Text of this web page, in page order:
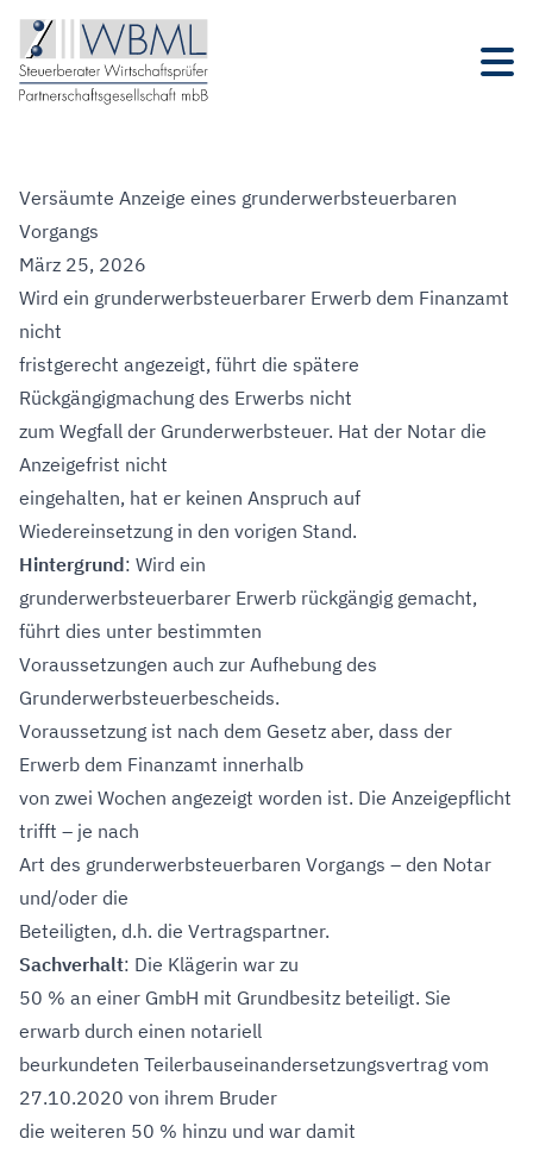
Versäumte Anzeige eines grunderwerbsteuerbaren
Vorgangs
März 25, 2026
Wird ein grunderwerbsteuerbarer Erwerb dem Finanzamt
nicht
fristgerecht angezeigt, führt die spätere
Rückgängigmachung des Erwerbs nicht
zum Wegfall der Grunderwerbsteuer. Hat der Notar die
Anzeigefrist nicht
eingehalten, hat er keinen Anspruch auf
Wiedereinsetzung in den vorigen Stand.
Hintergrund: Wird ein
grunderwerbsteuerbarer Erwerb rückgängig gemacht,
führt dies unter bestimmten
Voraussetzungen auch zur Aufhebung des
Grunderwerbsteuerbescheids.
Voraussetzung ist nach dem Gesetz aber, dass der
Erwerb dem Finanzamt innerhalb
von zwei Wochen angezeigt worden ist. Die Anzeigepflicht
trifft – je nach
Art des grunderwerbsteuerbaren Vorgangs – den Notar
und/oder die
Beteiligten, d.h. die Vertragspartner.
Sachverhalt: Die Klägerin war zu
50 % an einer GmbH mit Grundbesitz beteiligt. Sie
erwarb durch einen notariell
beurkundeten Teilerbauseinandersetzungsvertrag vom
27.10.2020 von ihrem Bruder
die weiteren 50 % hinzu und war damit